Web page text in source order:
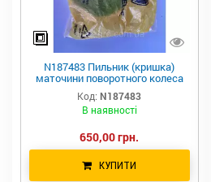
N187483 Пильник (кришка)
маточини поворотного колеса
john Deere
Код: N187483
В наявності
650,00 грн.
КУПИТИ